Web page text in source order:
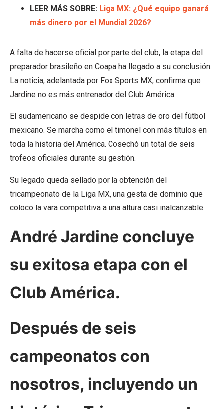
LEER MÁS SOBRE: Liga MX: ¿Qué equipo ganará
más dinero por el Mundial 2026?
A falta de hacerse oficial por parte del club, la etapa del
preparador brasileño en Coapa ha llegado a su conclusión.
La noticia, adelantada por Fox Sports MX, confirma que
Jardine no es más entrenador del Club América.
El sudamericano se despide con letras de oro del fútbol
mexicano. Se marcha como el timonel con más títulos en
toda la historia del América. Cosechó un total de seis
trofeos oficiales durante su gestión.
Su legado queda sellado por la obtención del
tricampeonato de la Liga MX, una gesta de dominio que
colocó la vara competitiva a una altura casi inalcanzable.
André Jardine concluye
su exitosa etapa con el
Club América.
Después de seis
campeonatos con
nosotros, incluyendo un